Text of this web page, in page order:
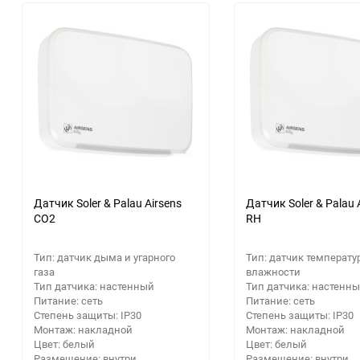
Аксессуары для крупной
бытовой и встраиваемой
Посуда, кухонная утварь
Новый год
Бытовая химия
Парковочные радары
Видеонаблюдение
Аккумуляторные батарейки
GPS навигаторы
Электрика и свет
инструмент
Сварочное оборудование
Ручной инструмент
Расходные материалы
Приемники цифрового ТВ
Звуковые панели и колонки
Домашние кинотеатры
Датчик Soler & Palau Airsens
CO2
Тип: датчик дыма и угарного
газа
Тип датчика: настенный
Питание: сеть
Степень защиты: IP30
Монтаж: накладной
Цвет: белый
Датчик Soler & Palau
RH
Тип: датчик
влажности
Тип датчика:
Питание: сеть
Степень защиты: IP30
Монтаж: накладной
Цвет: белый